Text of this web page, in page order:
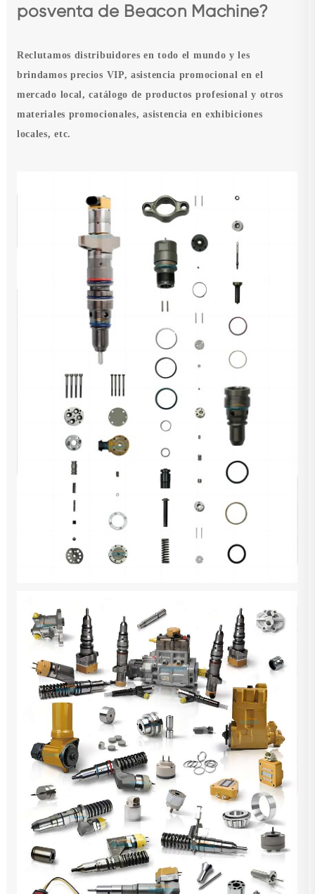
posventa de Beacon Machine?
Reclutamos distribuidores en todo el mundo y les
brindamos precios VIP, asistencia promocional en el
mercado local, catálogo de productos profesional y otros
materiales promocionales, asistencia en exhibiciones
locales, etc.